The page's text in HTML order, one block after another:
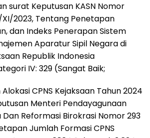
Keputusan KASN Nomor
XI/2023, Tentang Penetapan
dan Indeks Penerapan Sistem
Aparatur Sipil Negara di
Republik Indonesia
IV: 329 (Sangat Baik;
CPNS Kejaksaan Tahun 2024
Menteri Pendayagunaan
Reformasi Birokrasi Nomor 293
Jumlah Formasi CPNS